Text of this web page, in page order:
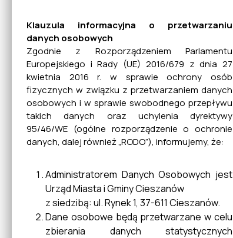
Gospodarka odpadami
Informacje dla osób
niesłyszących
Oferta Gospodarcza
Klub HDK "Florian" w
Cieszanowie
Klauzula informacyjna o przetwarzaniu
danych osobowych
Zgodnie z Rozporządzeniem Parlamentu
Europejskiego i Rady (UE) 2016/679 z dnia 27
kwietnia 2016 r. w sprawie ochrony osób
fizycznych w związku z przetwarzaniem danych
osobowych i w sprawie swobodnego przepływu
takich danych oraz uchylenia dyrektywy
95/46/WE (ogólne rozporządzenie o ochronie
danych, dalej również „RODO”), informujemy, że:
Administratorem Danych Osobowych jest
Urząd Miasta i Gminy Cieszanów
z siedzibą: ul. Rynek 1, 37-611 Cieszanów.
Dane osobowe będą przetwarzane w celu
zbierania danych statystycznych